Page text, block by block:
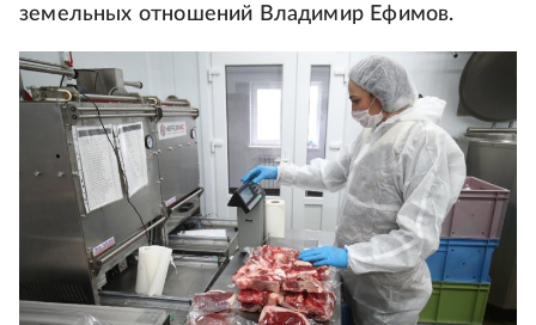
земельных отношений Владимир Ефимов.